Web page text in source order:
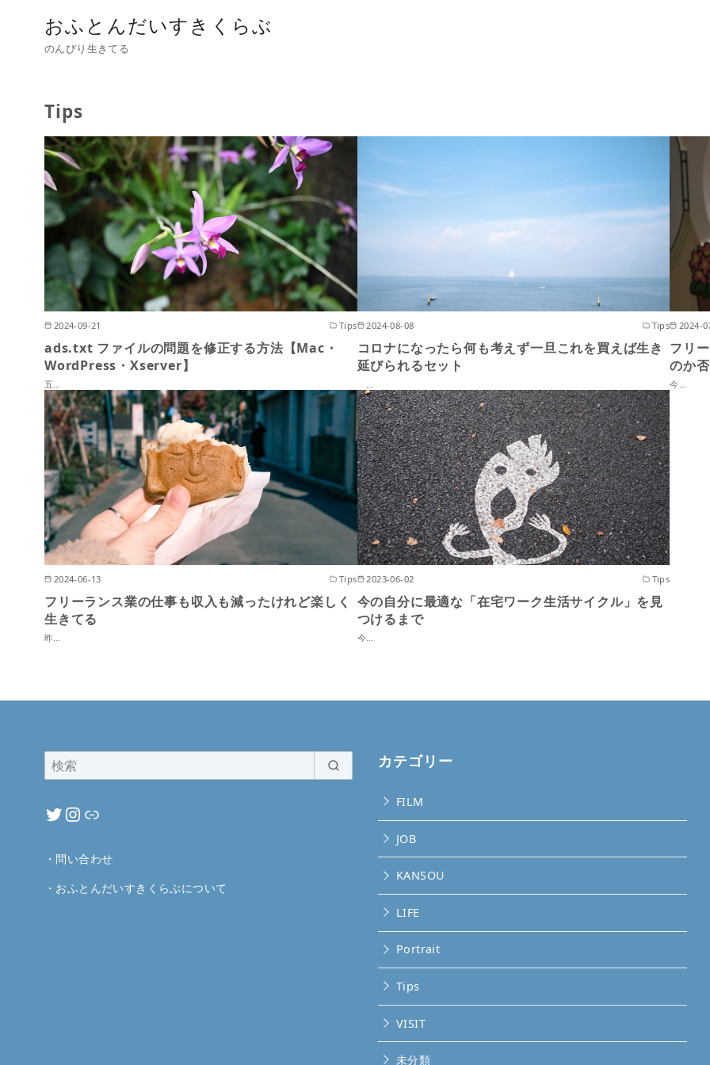
おふとんだいすきくらぶ
のんびり生きてる
Tips
2024-09-21 Tips
ads.txt ファイルの問題を修正する方法【Mac・
WordPress・Xserver】
五…
2024-08-08 Tips
コロナになったら何も考えず一旦これを買えば生き
延びられるセット
2024-
フリ
のか
今…
2024-06-13 Tips
フリーランス業の仕事も収入も減ったけれど楽しく
生きてる
昨…
2023-06-02 Tips
今の自分に最適な「在宅ワーク生活サイクル」を見
つけるまで
今…
・ 問い合わせ
・ おふとんだいすきくらぶについて
カテゴリー
FILM
JOB
KANSOU
LIFE
Portrait
Tips
VISIT
未分類